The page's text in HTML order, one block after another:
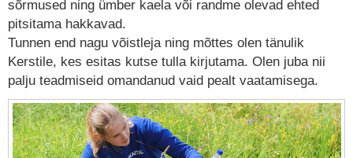
sõrmused ning ümber kaela või randme olevad ehted
pitsitama hakkavad.
Tunnen end nagu võistleja ning mõttes olen tänulik
Kerstile, kes esitas kutse tulla kirjutama. Olen juba nii
palju teadmiseid omandanud vaid pealt vaatamisega.